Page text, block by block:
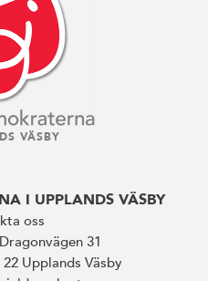
VÄSBY
I UPPLANDS VÄSBY
oss
31
Upplands Väsby